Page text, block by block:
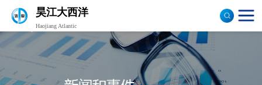
昊江大西洋
Haojiang Atlantic
验布机
打卷机